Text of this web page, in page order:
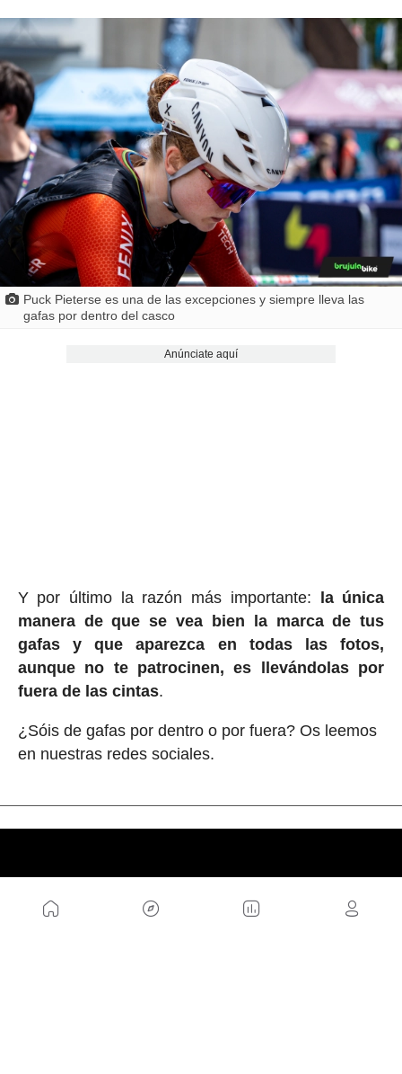
Puck Pieterse es una de las excepciones y siempre lleva las
gafas por dentro del casco
Anúnciate aquí
Y por último la razón más importante:
la única
manera de que se vea bien la marca de tus
gafas y que aparezca en todas las fotos,
aunque no te patrocinen, es llevándolas por
fuera de las cintas.
¿Sóis de gafas por dentro o por fuera? Os leemos
en nuestras redes sociales.